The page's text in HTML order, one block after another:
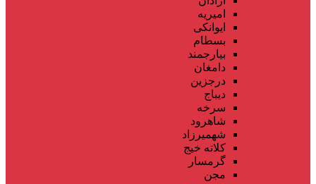
امیریه
ایوانکی
بسطام
بیارجمند
دامغان
درجزین
دیباج
سرخه
شاهرود
شهمیرزاد
کلاته خیج
گرمسار
مجن